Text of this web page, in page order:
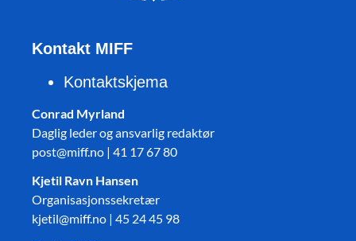
Kontakt MIFF
Kontaktskjema
Conrad Myrland
Daglig leder og ansvarlig redaktør
post@miff.no | 41 17 67 80
Kjetil Ravn Hansen
Organisasjonssekretær
kjetil@miff.no | 45 24 45 98